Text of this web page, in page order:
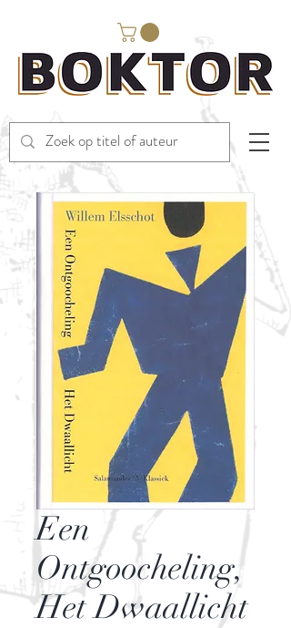
Een
Ontgoocheling,
Het Dwaallicht